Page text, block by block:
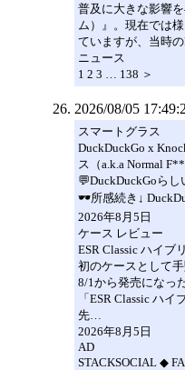
普及に大きな影響
ム）』。現在では
ていますが、当時の
ニュース
1 2 3 … 138 ＞
2026/08/05
スマートグラス
DuckDuckGo x
ス（a.k.a Normal
💬DuckDuckGoら
🕶️所感続き↓
2026年8月5日
ケース レビュー
ESR Classic ハイブ
初のケースとして
8/1から発売になっ
「ESR Classic ハ
先…
2026年8月5日
AD
STACKSOCIAL ◆